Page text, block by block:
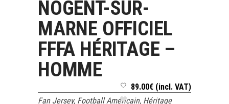
NOGENT-SUR-
MARNE OFFICIEL
FFFA HÉRITAGE –
HOMME
89.00€ (incl. VAT)
Fan Jersey, Football Américain, Héritage